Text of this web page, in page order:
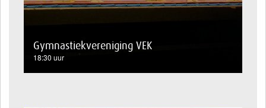
Gymnastiekvereniging VEK
18:30 uur